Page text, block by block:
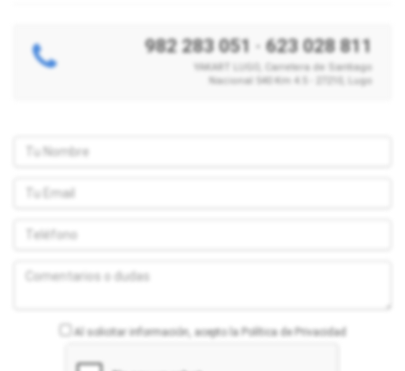
982 283 051 ·623 028 811
YAKART LUGO, Carretera de Santiago
Nacional 540 Km 4.5 - 27210, Lugo
Al solicitar información, acepto la Política de Privacidad